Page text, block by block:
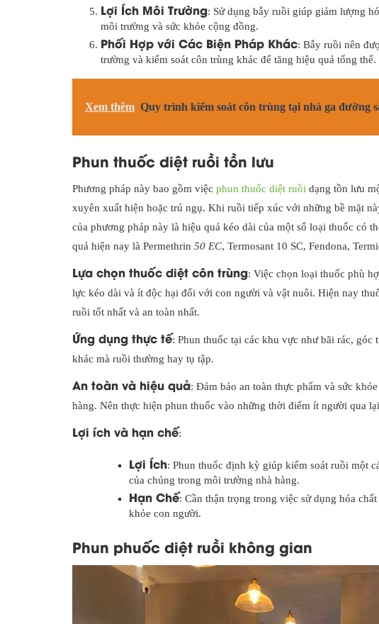
Lợi Ích Môi Trường: Sử dụng bẫy ruồi giúp giảm lượng
môi trường và sức khỏe cộng đồng.
Phối Hợp với Các Biện Pháp Khác: Bẫy ruồi nên
trường và kiểm soát côn trùng khác để tăng hiệu quả tổng thể.
Xem thêm Quy trình kiểm soát côn trùng tại nhà ga đường
Phun thuốc diệt ruồi tồn lưu
Phương pháp này bao gồm việc phun thuốc diệt ruồi dạng tồn lưu
xuyên xuất hiện hoặc trú ngụ. Khi ruồi tiếp xúc với những bề mặt
của phương pháp này là hiệu quả kéo dài của một số loại thuốc có
quả hiện nay là Permethrin 50 EC, Termosant 10 SC, Fendona,
Lựa chọn thuốc diệt côn trùng: Việc chọn loại thuốc phù
lực kéo dài và ít độc hại đối với con người và vật nuôi. Hiện nay
ruồi tốt nhất và an toàn nhất.
Ứng dụng thực tế: Phun thuốc tại các khu vực như bãi rác,
khác mà ruồi thường hay tụ tập.
An toàn và hiệu quả: Đảm bảo an toàn thực phẩm và sức
hàng. Nên thực hiện phun thuốc vào những thời điểm ít người qua
Lợi ích và hạn chế:
Lợi Ích: Phun thuốc định kỳ giúp kiểm soát ruồi một
của chúng trong môi trường nhà hàng.
Hạn Chế: Cần thận trọng trong việc sử dụng hóa
khỏe con người.
Phun phuốc diệt ruồi không gian